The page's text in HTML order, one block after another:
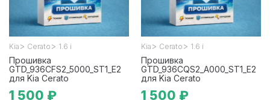
Kia > Cerato > 1.6 i
Прошивка
GTD_936CFS2_5000_ST1_E2
для Kia Cerato
1 500 ₽
Kia > Cerato > 1.6 i
Прошивка
GTD_936CQS2_A000_ST1_E2
для Kia Cerato
1 500 ₽